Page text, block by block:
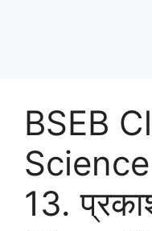
BSEB
13.